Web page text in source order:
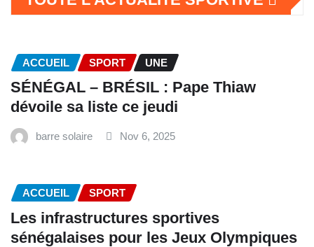
ACCUEIL SPORT UNE
SÉNÉGAL – BRÉSIL : Pape Thiaw
dévoile sa liste ce jeudi
barre solaire Nov 6, 2025
ACCUEIL SPORT
Les infrastructures sportives
sénégalaises pour les Jeux Olympiques